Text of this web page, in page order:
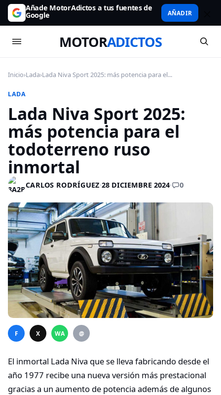
Añade MotorAdictos a tus fuentes de
Google AÑADIR
MOTORADICTOS
Inicio›Lada›Lada Niva Sport 2025: más potencia para el...
LADA
Lada Niva Sport 2025:
más potencia para el
todoterreno ruso
inmortal
CARLOS RODRÍGUEZ·28 DICIEMBRE 2024· 0
F X WA @
El inmortal Lada Niva que se lleva fabricando desde el
año 1977 recibe una nueva versión más prestacional
gracias a un aumento de potencia además de algunos